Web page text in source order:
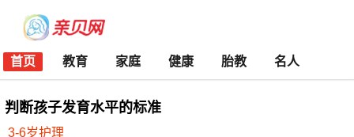
首页 教育 家庭 健康 胎教 名人
判断孩子发育水平的标准
3-6岁护理